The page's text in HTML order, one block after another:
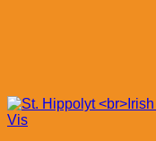
Vis